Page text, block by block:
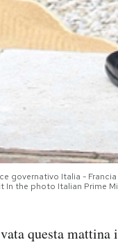
governativo Italia -
the photo Italian Prime
questa